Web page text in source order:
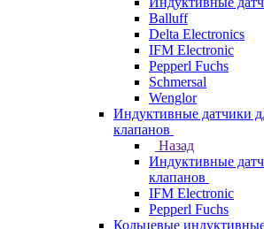
Balluff
Delta Electronics
IFM Electronic
Pepperl Fuchs
Schmersal
Wenglor
Индуктивные датчики
клапанов
Назад
Индуктивные
клапанов
IFM Electronic
Pepperl Fuchs
Кольцевые